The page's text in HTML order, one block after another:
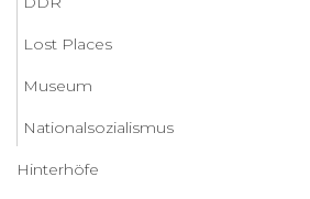
Lost Places
Museum
Nationalsozialismus
Hinterhöfe